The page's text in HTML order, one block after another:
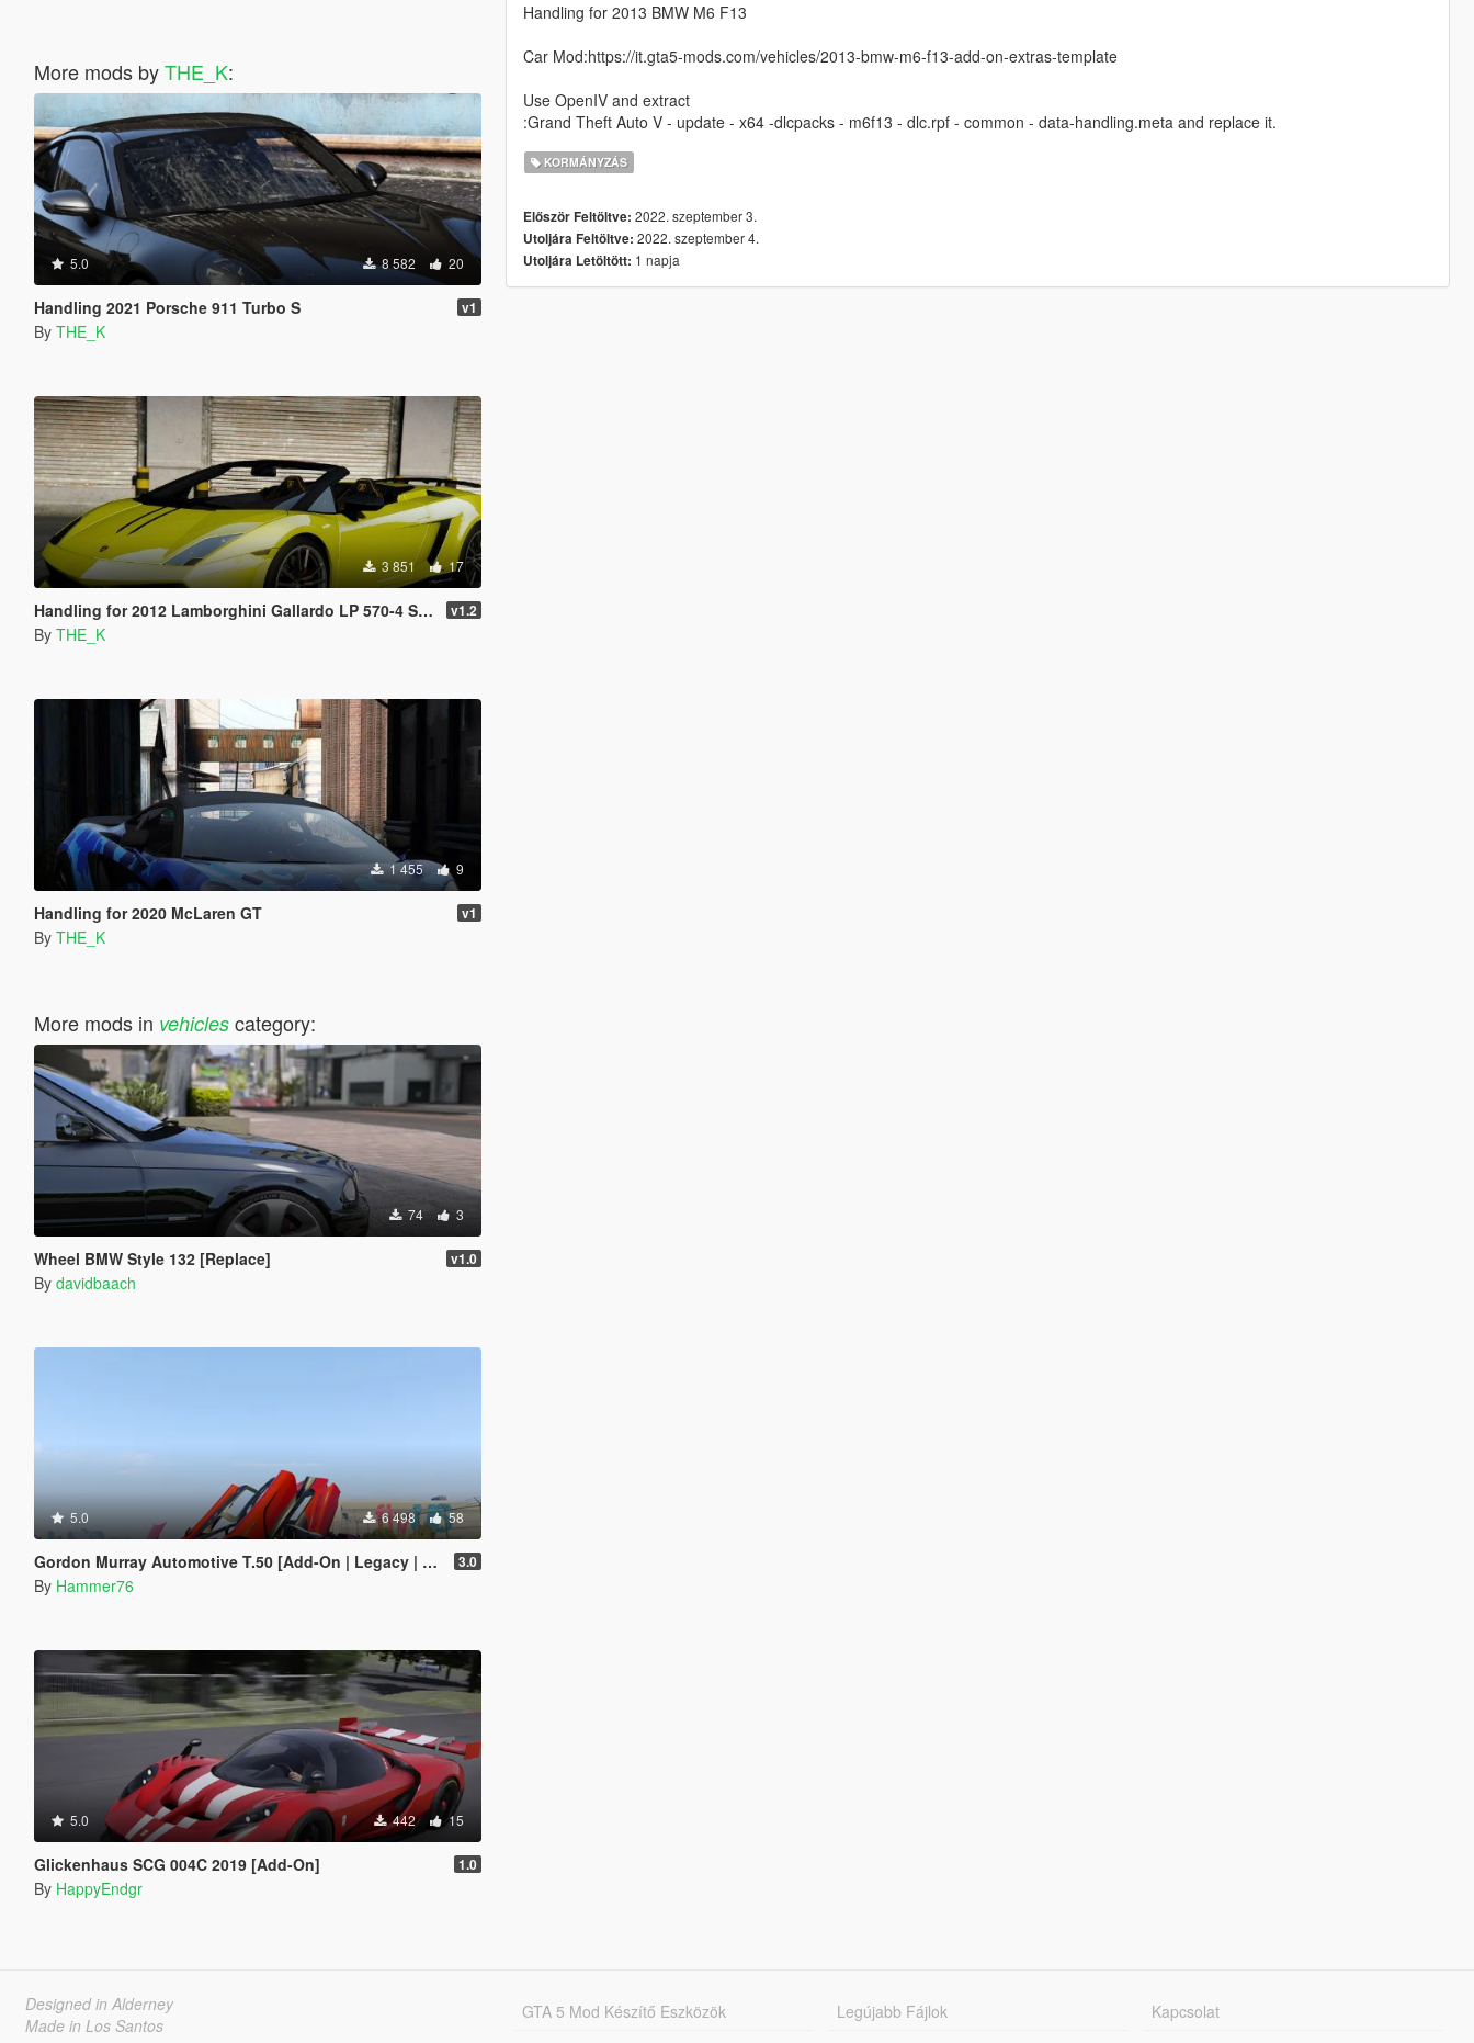
More mods byTHE_K:
5.0 8 582 20
Handling 2021 Porsche 911 Turbo S v1
By THE_K
3 851 17
Handling for 2012 Lamborghini Gallardo LP 570-4 Spyder Performante v1.2
By THE_K
1 455 9
Handling for 2020 McLaren GT v1
By THE_K
More mods in vehiclescategory:
74 3
Wheel BMW Style 132 [Replace] v1.0
By davidbaach
5.0 6 498 58
Gordon Murray Automotive T.50 [Add-On | Legacy | Enhanced] 3.0
By Hammer76
5.0 442 15
Glickenhaus SCG 004C 2019 [Add-On] 1.0
By HappyEndgr
Handling for 2013 BMW M6 F13
Car Mod:https://it.gta5-mods.com/vehicles/2013-bmw-m6-f13-add-on-extras-template
Use OpenIV and extract
:Grand Theft Auto V - update - x64 -dlcpacks - m6f13 - dlc.rpf - common - data-handling.meta and replace it.
KORMÁNYZÁS
Először Feltöltve: 2022. szeptember 3.
Utoljára Feltöltve: 2022. szeptember 4.
Utoljára Letöltött: 1 napja
Designed in Alderney
Made in Los Santos
GTA 5 Mod Készítő Eszközök
Legújabb Fájlok
Kapcsolat